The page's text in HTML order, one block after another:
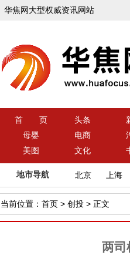
华焦网大型权威资讯网站
首 页 头条
母婴
电商
美图
文化
地市导航 北京 上海
当前位置： 首页 > 创投 > 正文
两司